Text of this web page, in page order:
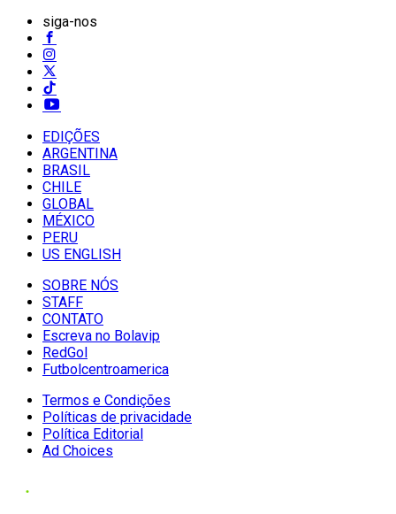
siga-nos
EDIÇÕES
ARGENTINA
BRASIL
CHILE
GLOBAL
MÉXICO
PERU
US ENGLISH
SOBRE NÓS
STAFF
CONTATO
Escreva no Bolavip
RedGol
Futbolcentroamerica
Termos e Condições
Políticas de privacidade
Política Editorial
Ad Choices